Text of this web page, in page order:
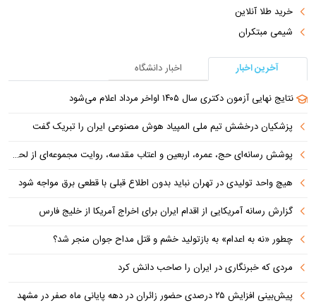
خرید طلا آنلاین
شیمی مبتکران
آخرین اخبار
اخبار دانشگاه
نتایج نهایی آزمون دکتری سال ۱۴۰۵ اواخر مرداد اعلام می‌شود
پزشکیان درخشش تیم ملی المپیاد هوش مصنوعی ایران را تبریک گفت
پوشش رسانه‌ای حج، عمره، اربعین و اعتاب مقدسه، روایت مجموعه‌ای از لحظه‌هاست
هیچ واحد تولیدی در تهران نباید بدون اطلاع قبلی با قطعی برق مواجه شود
گزارش رسانه آمریکایی از اقدام ایران برای اخراج آمریکا از خلیج فارس
چطور «نه به اعدام» به بازتولید خشم و قتل مداح جوان منجر شد؟
مردی که خبرنگاری در ایران را صاحب دانش کرد
پیش‌بینی افزایش ۲۵ درصدی حضور زائران در دهه پایانی ماه صفر در مشهد